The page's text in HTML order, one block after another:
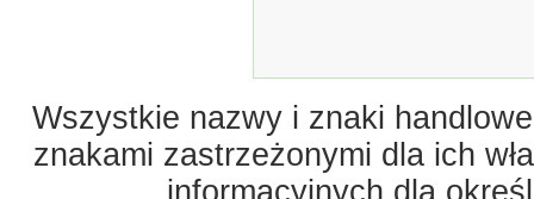
Wszystkie nazwy i znaki
znakami zastrzeżonymi dla ich
informacyjnych dla